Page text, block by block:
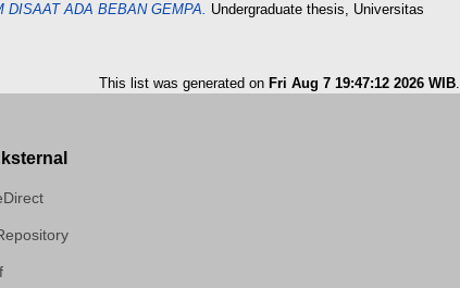
DISAAT ADA BEBAN GEMPA. Undergraduate thesis, Universitas
This list was generated on Fri Aug 7 19:47:12 2026 WIB.